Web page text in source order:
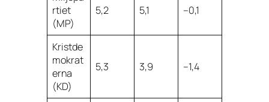
rtiet
(MP)
5,2 5,1 –0,1
Kristde
mokrat
erna
(KD)
5,3 3,9 –1,4